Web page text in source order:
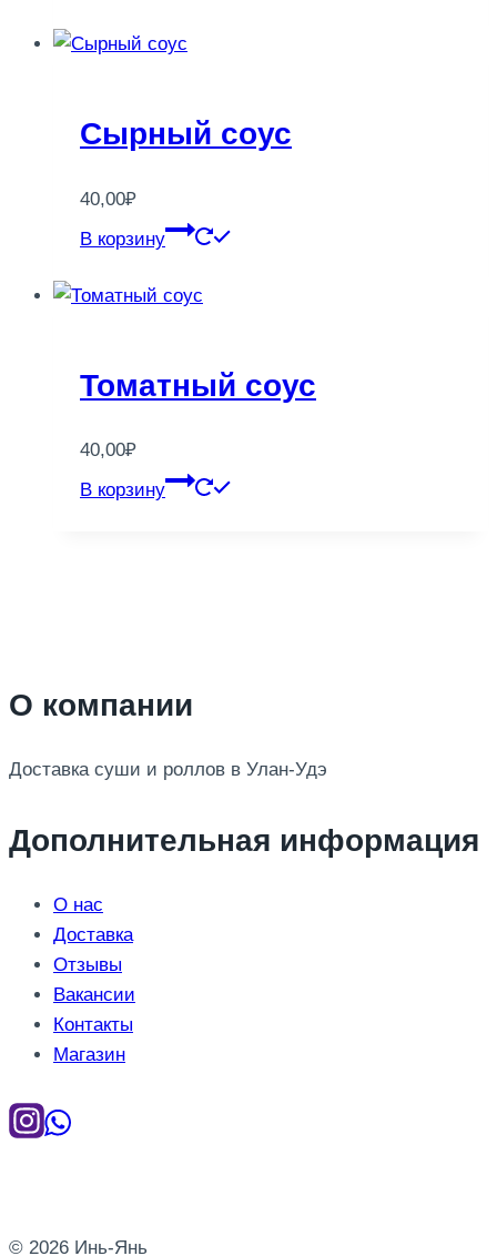
Сырный соус
40,00₽
В корзину
Томатный соус
40,00₽
В корзину
О компании
Доставка суши и роллов в Улан-Удэ
Дополнительная информация
О нас
Доставка
Отзывы
Вакансии
Контакты
Магазин
© 2026 Инь-Янь